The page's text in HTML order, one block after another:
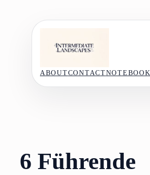
ABOUTCONTACTNOTEBOOK
6 Führende